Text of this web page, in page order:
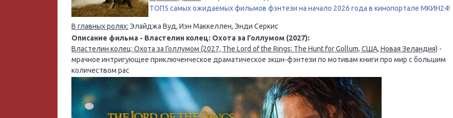
ТОП5 самых ожидаемых фильмов фэнтези на начало 2026 года в кинопортале МКИН24!
В главных ролях: Элайджа Вуд, Иэн Маккеллен, Энди Серкис
Описание фильма - Властелин колец: Охота за Голлумом (2027):
Властелин колец: Охота за Голлумом (2027, The Lord of the Rings: The Hunt for Gollum, США, Новая Зеландия) -
мрачное интригующее приключенческое драматическое экшн-фэнтези по мотивам книги про мир с большим
количеством рас